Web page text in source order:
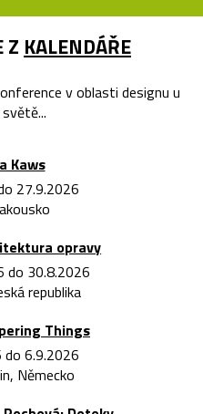
Z KALENDÁŘE
v oblasti designu u
Kaws
27.9.2026
opravy
do 30.8.2026
republika
Things
6.9.2026
Německo